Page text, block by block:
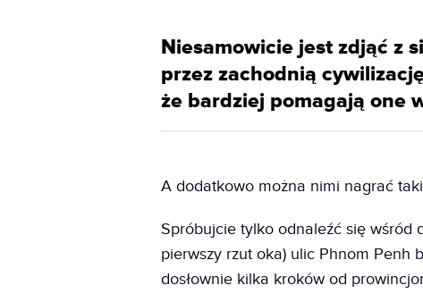
Niesamowicie jest zdjąć z
przez zachodnią
że bardziej pomagają one
A dodatkowo można nimi nagrać
Spróbujcie tylko odnaleźć się wśród
pierwszy rzut oka) ulic Phnom Penh
dosłownie kilka kroków od